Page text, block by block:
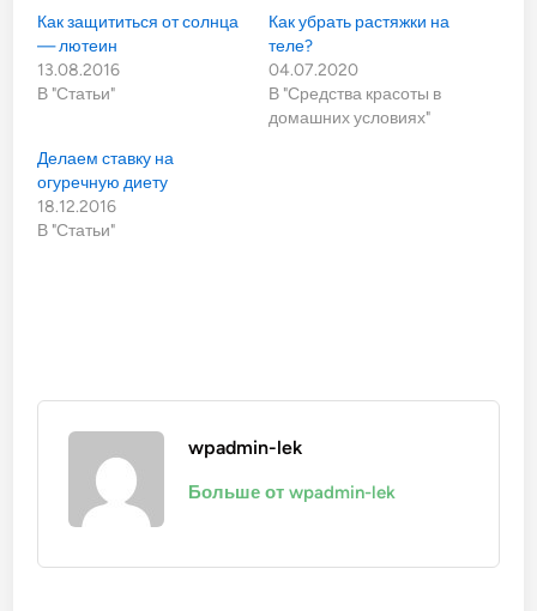
Как защититься от солнца
— лютеин
13.08.2016
В "Статьи"
Как убрать растяжки на
теле?
04.07.2020
В "Средства красоты в
домашних условиях"
Делаем ставку на
огуречную диету
18.12.2016
В "Статьи"
wpadmin-lek
Больше от wpadmin-lek